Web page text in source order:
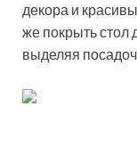
декора и
же покрыть стол
выделяя